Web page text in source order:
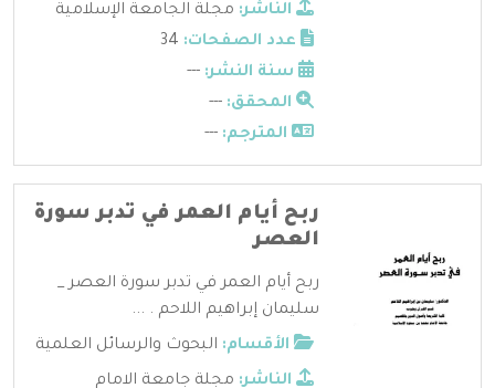
الناشر: مجلة الجامعة الإسلامية
عدد الصفحات:
سنة النشر: ---
المحقق: ---
المترجم: ---
ربح أيام العمر في تدبر سورة
العصر
ربح أيام العمر في تدبر سورة العصر _
سليمان إبراهيم اللاحم . ...
الأقسام: البحوث والرسائل العلمية
الناشر: مجلة جامعة الامام